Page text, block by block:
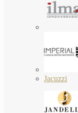
Jacuzzi